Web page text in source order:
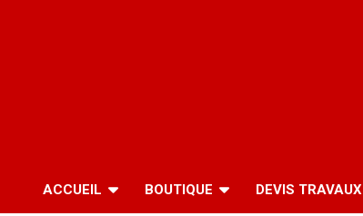
ACCUEIL BOUTIQUE DEVIS TRAVAUX